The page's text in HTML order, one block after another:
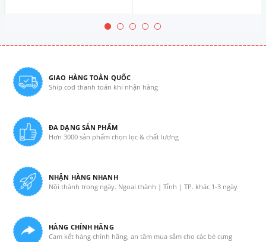
GIAO HÀNG TOÀN QUỐC
Ship cod thanh toán khi nhận hàng
ĐA DẠNG SẢN PHẨM
Hơn 3000 sản phẩm chọn lọc & chất lượng
NHẬN HÀNG NHANH
Nội thành trong ngày. Ngoại thành | Tỉnh | TP. khác 1-3 ngày
HÀNG CHÍNH HÃNG
Cam kết hàng chính hãng, an tâm mua sắm cho các bé cưng